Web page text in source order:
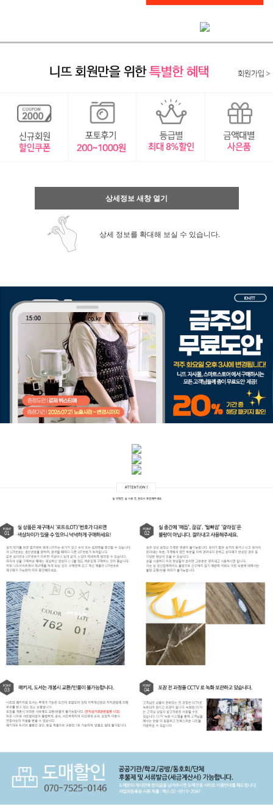
상세정보 새창 열기
상세 정보를 확대해 보실 수 있습니다.